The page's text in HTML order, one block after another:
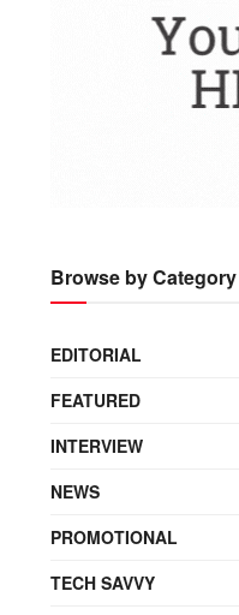
Browse by Category
EDITORIAL
FEATURED
INTERVIEW
NEWS
PROMOTIONAL
TECH SAVVY